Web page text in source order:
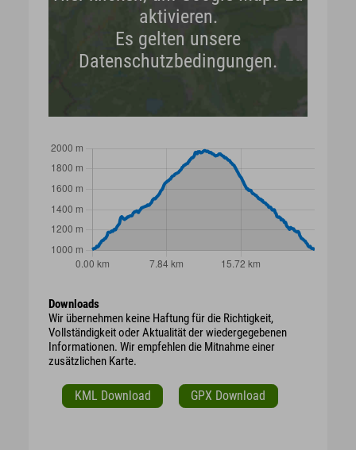
aktivieren.
Es gelten unsere
Datenschutzbedingungen.
Downloads
Wir übernehmen keine Haftung für die Richtigkeit,
Vollständigkeit oder Aktualität der wiedergegebenen
Informationen. Wir empfehlen die Mitnahme einer
zusätzlichen Karte.
KML Download GPX Download